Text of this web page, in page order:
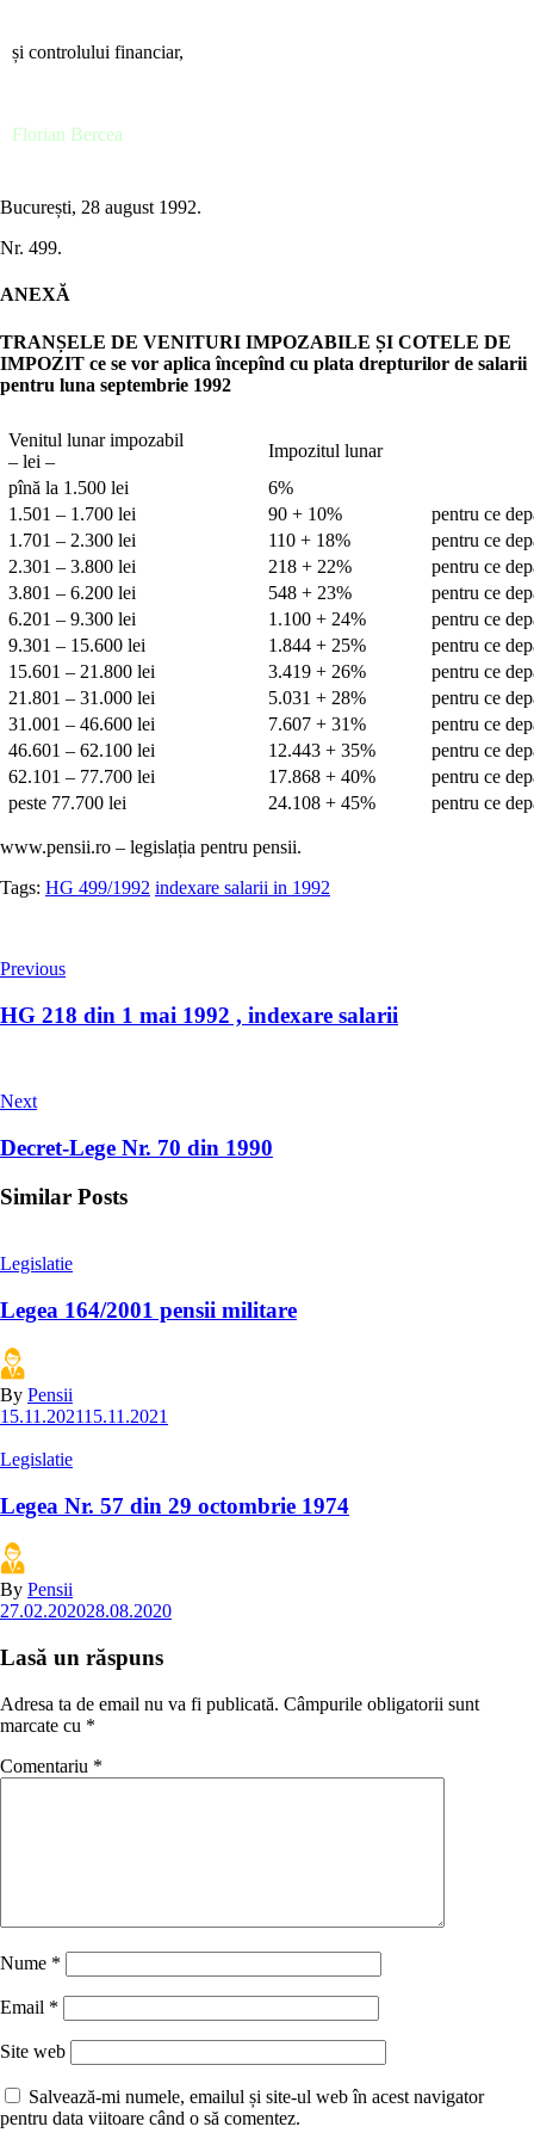
și controlului financiar,
Florian Bercea
București, 28 august 1992.
Nr. 499.
ANEXĂ
TRANȘELE DE VENITURI IMPOZABILE ȘI COTELE DE
IMPOZIT ce se vor aplica începînd cu plata drepturilor de salarii
pentru luna septembrie 1992
Venitul lunar impozabil
– lei –
Impozitul lunar
pînă la 1.500 lei
6%
1.501 – 1.700 lei
90 + 10%
pentru ce
1.701 – 2.300 lei
110 + 18%
pentru ce
2.301 – 3.800 lei
218 + 22%
pentru ce
3.801 – 6.200 lei
548 + 23%
pentru ce
6.201 – 9.300 lei
1.100 + 24%
pentru ce
9.301 – 15.600 lei
1.844 + 25%
pentru ce
15.601 – 21.800 lei
3.419 + 26%
pentru ce
21.801 – 31.000 lei
5.031 + 28%
pentru ce
31.001 – 46.600 lei
7.607 + 31%
pentru ce
46.601 – 62.100 lei
12.443 + 35%
pentru ce
62.101 – 77.700 lei
17.868 + 40%
pentru ce
peste 77.700 lei
24.108 + 45% pentru ce
www.pensii.ro – legislația pentru pensii.
Tags: HG 499/1992 indexare salarii in 1992
Previous
HG 218 din 1 mai 1992 , indexare salarii
Next
Decret-Lege Nr. 70 din 1990
Similar Posts
Legislatie
Legea 164/2001 pensii militare
By Pensii
15.11.202115.11.2021
Legislatie
Legea Nr. 57 din 29 octombrie 1974
By Pensii
27.02.202028.08.2020
Lasă un răspuns
Adresa ta de email nu va fi publicată. Câmpurile obligatorii sunt
marcate cu *
Comentariu *
Nume *
Email *
Site web
Salvează-mi numele, emailul și site-ul web în acest navigator
pentru data viitoare când o să comentez.